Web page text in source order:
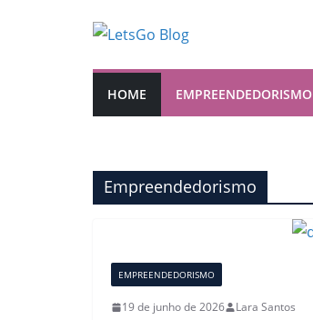
HOME EMPREENDEDORISMO
Empreendedorismo
EMPREENDEDORISMO
19 de junho de 2026 Lara Santos